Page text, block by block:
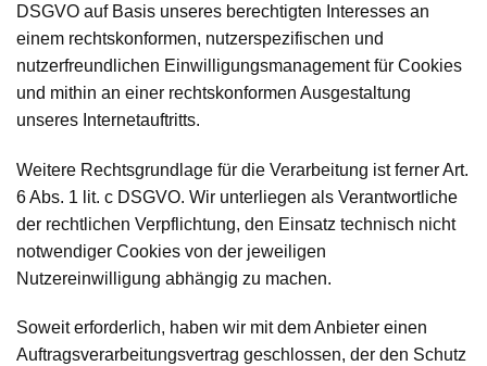
DSGVO auf Basis unseres berechtigten Interesses an
einem rechtskonformen, nutzerspezifischen und
nutzerfreundlichen Einwilligungsmanagement für Cookies
und mithin an einer rechtskonformen Ausgestaltung
unseres Internetauftritts.
Weitere Rechtsgrundlage für die Verarbeitung ist ferner Art.
6 Abs. 1 lit. c DSGVO. Wir unterliegen als Verantwortliche
der rechtlichen Verpflichtung, den Einsatz technisch nicht
notwendiger Cookies von der jeweiligen
Nutzereinwilligung abhängig zu machen.
Soweit erforderlich, haben wir mit dem Anbieter einen
Auftragsverarbeitungsvertrag geschlossen, der den Schutz